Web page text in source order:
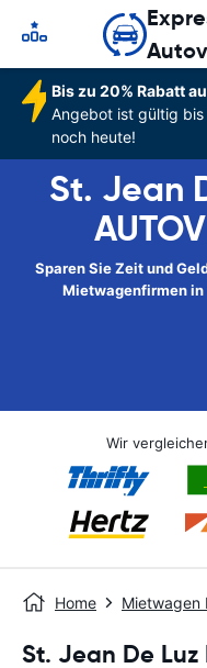
Bis zu 20% Rabatt
Angebot ist gültig bis
noch heute!
St. Jean
Sparen Sie Zeit und
Mietwagenfirmen in
Wir
Home Mietwagen
St. Jean De Luz